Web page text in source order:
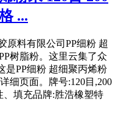
...
原料有限公司PP细粉 超
树脂粉。这里云集了众
是PP细粉 超细聚丙烯粉
细页面。牌号:120目,200
、填充品牌:胜浩橡塑特